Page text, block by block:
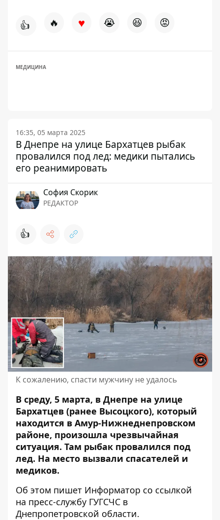
👍 🔥 ♥ 😭 😆 😡
МЕДИЦИНА
16:35, 05 марта 2025
В Днепре на улице Бархатцев рыбак
провалился под лед: медики пытались
его реанимировать
София Скорик
РЕДАКТОР
👍
К сожалению, спасти мужчину не удалось
В среду, 5 марта, в Днепре на улице
Бархатцев (ранее Высоцкого), который
находится в Амур-Нижнеднепровском
районе, произошла чрезвычайная
ситуация. Там рыбак провалился под
лед. На место вызвали спасателей и
медиков.
Об этом пишет Информатор со ссылкой
на пресс-службу ГУГСЧС в
Днепропетровской области.